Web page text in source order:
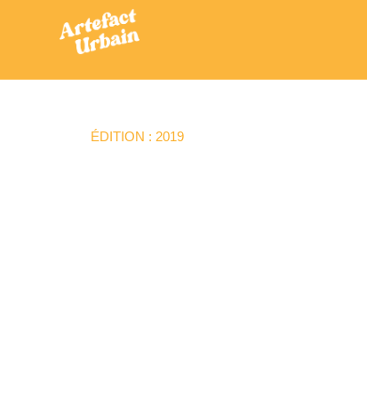
ÉDITION : 2019